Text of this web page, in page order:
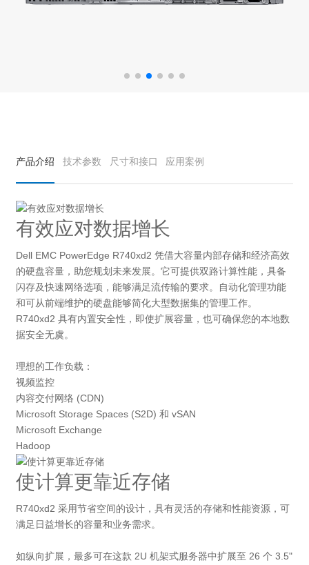
产品介绍 技术参数 尺寸和接口 应用案例
有效应对数据增长
Dell EMC PowerEdge R740xd2 凭借大容量内部存储和经济高效
的硬盘容量，助您规划未来发展。它可提供双路计算性能，具备
闪存及快速网络选项，能够满足流传输的要求。自动化管理功能
和可从前端维护的硬盘能够简化大型数据集的管理工作。
R740xd2 具有内置安全性，即使扩展容量，也可确保您的本地数
据安全无虞。
理想的工作负载：
视频监控
内容交付网络 (CDN)
Microsoft Storage Spaces (S2D) 和 vSAN
Microsoft Exchange
Hadoop
使计算更靠近存储
R740xd2 采用节省空间的设计，具有灵活的存储和性能资源，可
满足日益增长的容量和业务需求。
如纵向扩展，最多可在这款 2U 机架式服务器中扩展至 26 个 3.5"